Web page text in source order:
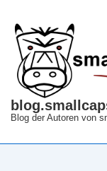
Zum
Inhalt
Blog der Autoren von